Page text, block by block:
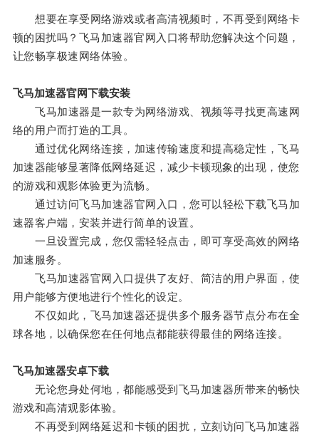
想要在享受网络游戏或者高清视频时，不再受到网络卡
顿的困扰吗？飞马加速器官网入口将帮助您解决这个问题，
让您畅享极速网络体验。
飞马加速器官网下载安装
飞马加速器是一款专为网络游戏、视频等寻找更高速网
络的用户而打造的工具。
通过优化网络连接，加速传输速度和提高稳定性，飞马
加速器能够显著降低网络延迟，减少卡顿现象的出现，使您
的游戏和观影体验更为流畅。
通过访问飞马加速器官网入口，您可以轻松下载飞马加
速器客户端，安装并进行简单的设置。
一旦设置完成，您仅需轻轻点击，即可享受高效的网络
加速服务。
飞马加速器官网入口提供了友好、简洁的用户界面，使
用户能够方便地进行个性化的设定。
不仅如此，飞马加速器还提供多个服务器节点分布在全
球各地，以确保您在任何地点都能获得最佳的网络连接。
飞马加速器安卓下载
无论您身处何地，都能感受到飞马加速器所带来的畅快
游戏和高清观影体验。
不再受到网络延迟和卡顿的困扰，立刻访问飞马加速器